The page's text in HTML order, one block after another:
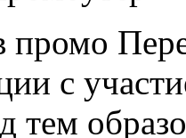
промо
с
тем